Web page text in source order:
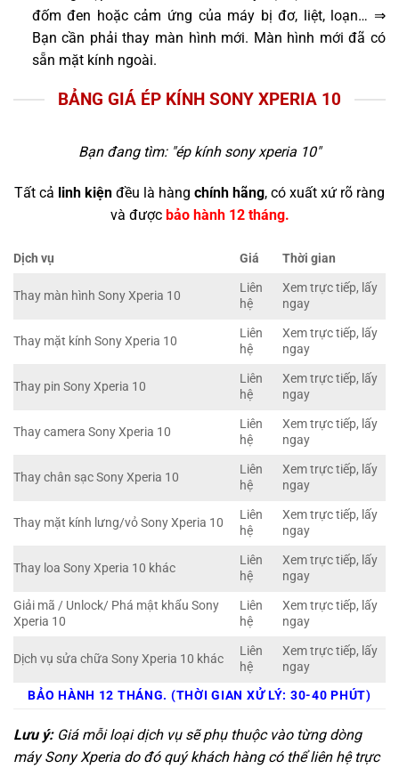
đốm đen hoặc cảm ứng của máy bị đơ, liệt, loạn… ⇒
Bạn cần phải thay màn hình mới. Màn hình mới đã có
sẵn mặt kính ngoài.
BẢNG GIÁ ÉP KÍNH SONY XPERIA 10
Bạn đang tìm: "ép kính sony xperia 10"
Tất cả linh kiện đều là hàng chính hãng, có xuất xứ rõ ràng
và được bảo hành 12 tháng.
Dịch vụ Giá Thời gian
Thay màn hình Sony Xperia 10
Liên
hệ
Xem trực tiếp, lấy
ngay
Thay mặt kính Sony Xperia 10
Liên
hệ
Xem trực tiếp, lấy
ngay
Thay pin Sony Xperia 10
Liên
hệ
Xem trực tiếp, lấy
ngay
Thay camera Sony Xperia 10
Liên
hệ
Xem trực tiếp, lấy
ngay
Thay chân sạc Sony Xperia 10
Liên
hệ
Xem trực tiếp, lấy
ngay
Thay mặt kính lưng/vỏ Sony Xperia 10
Liên
hệ
Xem trực tiếp, lấy
ngay
Thay loa Sony Xperia 10 khác
Liên
hệ
Xem trực tiếp, lấy
ngay
Giải mã / Unlock/ Phá mật khẩu Sony
Xperia 10
Liên
hệ
Xem trực tiếp, lấy
ngay
Dịch vụ sửa chữa Sony Xperia 10 khác
Liên
hệ
Xem trực tiếp, lấy
ngay
BẢO HÀNH 12 THÁNG. (THỜI GIAN XỬ LÝ: 30-40 PHÚT)
Lưu ý:Giá mỗi loại dịch vụ sẽ phụ thuộc vào từng dòng
máy Sony Xperia do đó quý khách hàng có thể liên hệ trực